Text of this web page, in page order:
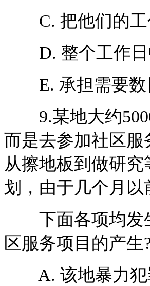
C. 把他们的工
D. 整个工作日
E. 承担需要数
9.某地大约5000
而是去参加社区
从擦地板到做研
划，由于几个月
下面各项均发生
区服务项目的产生
A. 该地暴力犯